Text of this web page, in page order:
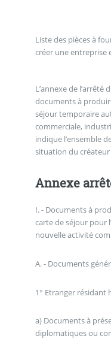
Liste des pièces à
créer une entreprise
L’annexe de
documents à
séjour temporaire
commerciale,
indique l’ensemble
situation du créateur
Annexe
I. - Documents à
carte de séjour pour
nouvelle activité
A. - Documents
1° Etranger résidant
a) Documents à
diplomatiques ou